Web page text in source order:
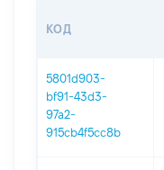
КОД
5801d903-
bf91-43d3-
97a2-
915cb4f5cc8b